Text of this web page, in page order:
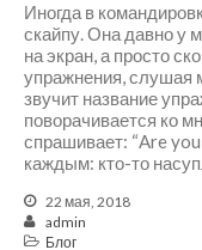
Иногда в
скайпу. Она давно у
на экран, а просто
упражнения, слушая
звучит название
поворачивается ко
спрашивает: “Are you
каждым: кто-то
22 мая, 2018
admin
Блог